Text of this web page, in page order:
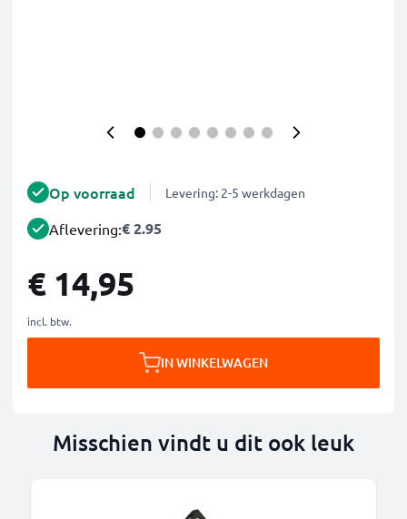
Op voorraad Levering: 2-5 werkdagen
Aflevering:€ 2.95
€ 14,95
incl. btw.
IN WINKELWAGEN
Misschien vindt u dit ook leuk